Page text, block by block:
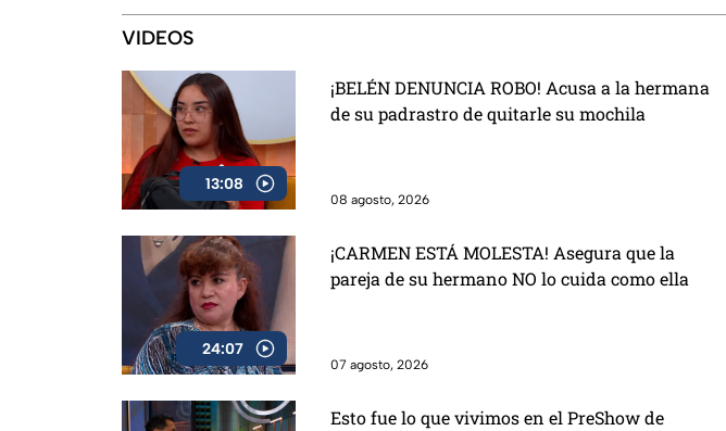
VIDEOS
13:08
¡BELÉN DENUNCIA ROBO! Acusa a la hermana
de su padrastro de quitarle su mochila
08 agosto, 2026
24:07
¡CARMEN ESTÁ MOLESTA! Asegura que la
pareja de su hermano NO lo cuida como ella
07 agosto, 2026
Esto fue lo que vivimos en el PreShow de